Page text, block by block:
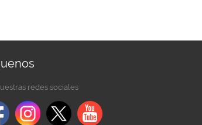
redes sociales